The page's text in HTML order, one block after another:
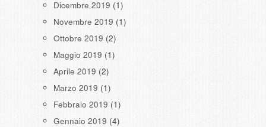
Dicembre 2019 (1)
Novembre 2019 (1)
Ottobre 2019 (2)
Maggio 2019 (1)
Aprile 2019 (2)
Marzo 2019 (1)
Febbraio 2019 (1)
Gennaio 2019 (4)